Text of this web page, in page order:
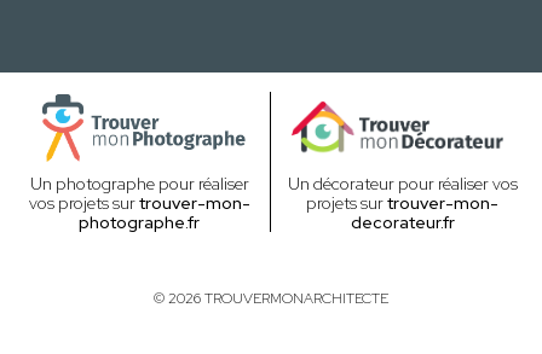
Un photographe pour réaliser
vos projets surtrouver-mon-
photographe.fr
Un décorateur pour réaliser vos
projets surtrouver-mon-
decorateur.fr
© 2026 TROUVERMONARCHITECTE